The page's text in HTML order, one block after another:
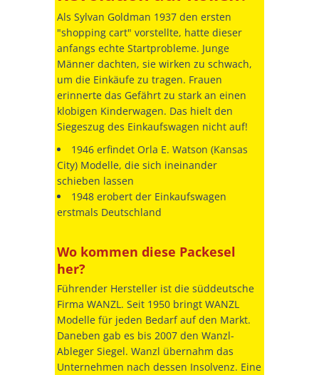
Als Sylvan Goldman 1937 den ersten
"shopping cart" vorstellte, hatte dieser
anfangs echte Startprobleme. Junge
Männer dachten, sie wirken zu schwach,
um die Einkäufe zu tragen. Frauen
erinnerte das Gefährt zu stark an einen
klobigen Kinderwagen. Das hielt den
Siegeszug des Einkaufswagen nicht auf!
1946 erfindet Orla E. Watson (Kansas
City) Modelle, die sich ineinander
schieben lassen
1948 erobert der Einkaufswagen
erstmals Deutschland
Wo kommen diese Packesel
her?
Führender Hersteller ist die süddeutsche
Firma WANZL. Seit 1950 bringt WANZL
Modelle für jeden Bedarf auf den Markt.
Daneben gab es bis 2007 den Wanzl-
Ableger Siegel. Wanzl übernahm das
Unternehmen nach dessen Insolvenz. Eine